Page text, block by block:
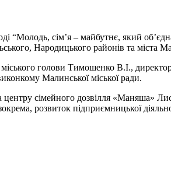
сім’я – майбутнє, який
Народицького районів та міста
голови Тимошенко В.І.,
Малинської міської ради.
центру сімейного дозвілля «Маняша»
розвиток підприємницької